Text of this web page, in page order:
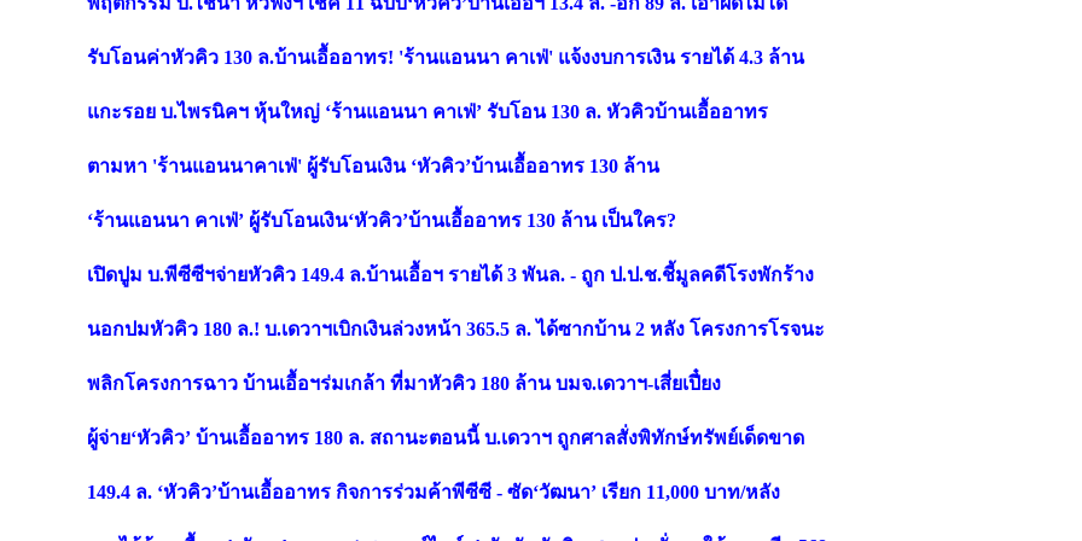
รับโอนค่าหัวคิว 130 ล.บ้านเอื้ออาทร! 'ร้านแอนนา คาเฟ่' แจ้งงบการเงิน รายได้ 4.3 ล้าน
แกะรอย บ.ไพรนิคฯ หุ้นใหญ่ ‘ร้านแอนนา คาเฟ่’ รับโอน 130 ล. หัวคิวบ้านเอื้ออาทร
ตามหา 'ร้านแอนนาคาเฟ่' ผู้รับโอนเงิน ‘หัวคิว’บ้านเอื้ออาทร 130 ล้าน
‘ร้านแอนนา คาเฟ่’ ผู้รับโอนเงิน‘หัวคิว’บ้านเอื้ออาทร 130 ล้าน เป็นใคร?
เปิดปูม บ.พีซีซีฯจ่ายหัวคิว 149.4 ล.บ้านเอื้อฯ รายได้ 3 พันล. - ถูก ป.ป.ช.ชี้มูลคดีโรงพักร้าง
นอกปมหัวคิว 180 ล.! บ.เดวาฯเบิกเงินล่วงหน้า 365.5 ล. ได้ซากบ้าน 2 หลัง โครงการโรจนะ
พลิกโครงการฉาว บ้านเอื้อฯร่มเกล้า ที่มาหัวคิว 180 ล้าน บมจ.เดวาฯ-เสี่ยเปี๋ยง
ผู้จ่าย‘หัวคิว’ บ้านเอื้ออาทร 180 ล. สถานะตอนนี้ บ.เดวาฯ ถูกศาลสั่งพิทักษ์ทรัพย์เด็ดขาด
149.4 ล. ‘หัวคิว’บ้านเอื้ออาทร กิจการร่วมค้าพีซีซี - ซัด‘วัฒนา’ เรียก 11,000 บาท/หลัง